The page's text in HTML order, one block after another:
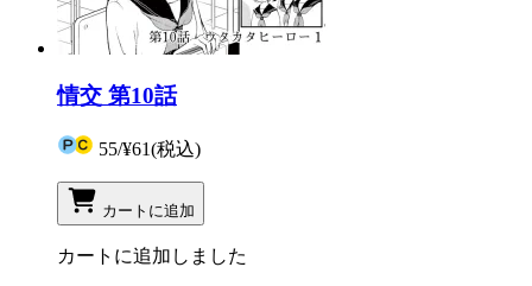
情交 第10話
55/¥61(税込)
カートに追加
カートに追加しました